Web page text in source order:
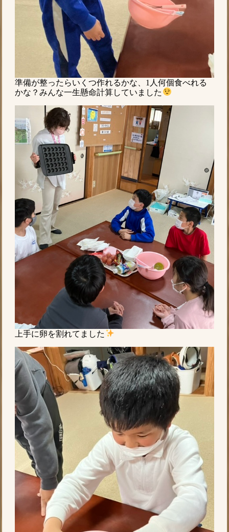
準備が整ったらいくつ作れるかな、1人何個食べれる
かな？みんな一生懸命計算していました
上手に卵を割れてました